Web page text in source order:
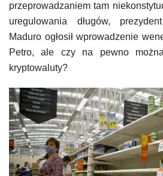
przeprowadzaniem tam
uregulowania długów,
Maduro ogłosił wprowadzenie
Petro, ale czy na pewno
kryptowaluty?